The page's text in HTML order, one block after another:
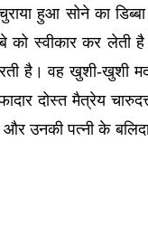
हुआ सोने का
स्वीकार कर लेती है
है। वह खुशी-खुशी
दोस्त मैत्रेय
उनकी पत्नी के